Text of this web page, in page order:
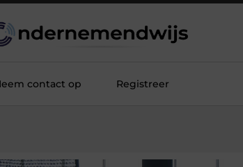
contact op Registreer